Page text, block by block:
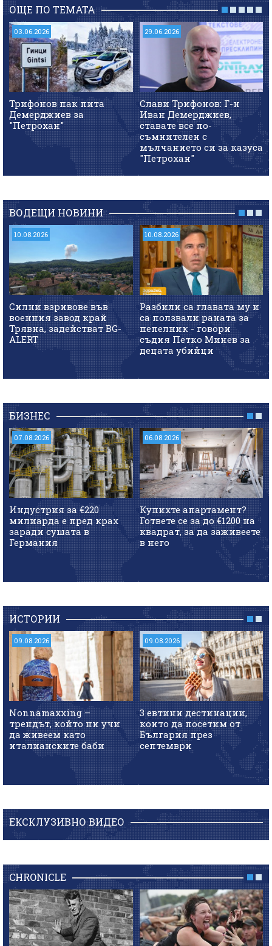
ОЩЕ ПО ТЕМАТА
03.06.2026
Трифонов пак пита
Демерджиев за
"Петрохан"
29.06.2026
Слави Трифонов: Г-н
Иван Демерджиев,
ставате все по-
съмнителен с
мълчанието си за казуса
"Петрохан"
ВОДЕЩИ НОВИНИ
10.08.2026
Силни взривове във
военния завод край
Трявна, задействат BG-
ALERT
10.08.2026
Разбили са главата му и
са ползвали раната за
пепелник - говори
съдия Петко Минев за
децата убийци
БИЗНЕС
07.08.2026
Индустрия за €220
милиарда е пред крах
заради сушата в
Германия
06.08.2026
Купихте апартамент?
Гответе се за до €1200 на
квадрат, за да заживеете
в него
ИСТОРИИ
09.08.2026
Nonnamaxxing –
трендът, който ни учи
да живеем като
италианските баби
09.08.2026
3 евтини дестинации,
които да посетим от
България през
септември
ЕКСКЛУЗИВНО ВИДЕО
CHRONICLE